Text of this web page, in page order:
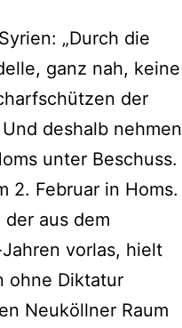
„Durch die
ganz nah, keine
der
deshalb nehmen
unter Beschuss.
2. Februar in Homs.
der aus dem
vorlas, hielt
ohne Diktatur
Neuköllner Raum